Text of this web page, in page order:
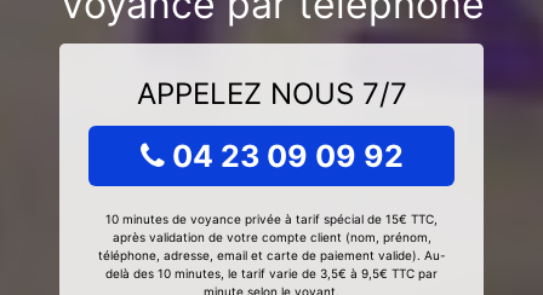
APPELEZ NOUS 7/7
04 23 09 09 92
10 minutes de voyance privée à tarif spécial de 15€ TTC,
après validation de votre compte client (nom, prénom,
téléphone, adresse, email et carte de paiement valide). Au-
delà des 10 minutes, le tarif varie de 3,5€ à 9,5€ TTC par
minute selon le voyant.